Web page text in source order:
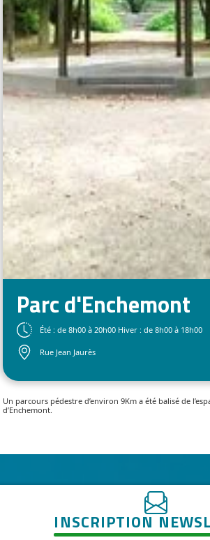
Parc d'Enchemont
Été : de 8h00 à 20h00 Hiver : de 8h00 à 18h00
Rue Jean Jaurès
Un parcours pédestre d’environ 9Km a été balisé de
d’Enchemont.
INSCRIPTION